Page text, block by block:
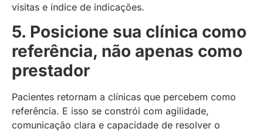
visitas e índice de indicações.
5. Posicione sua clínica como
referência, não apenas como
prestador
Pacientes retornam a clínicas que percebem como
referência. E isso se constrói com agilidade,
comunicação clara e capacidade de resolver o